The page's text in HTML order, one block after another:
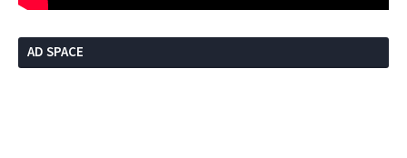
AD SPACE